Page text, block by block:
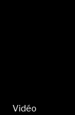
Vidéo